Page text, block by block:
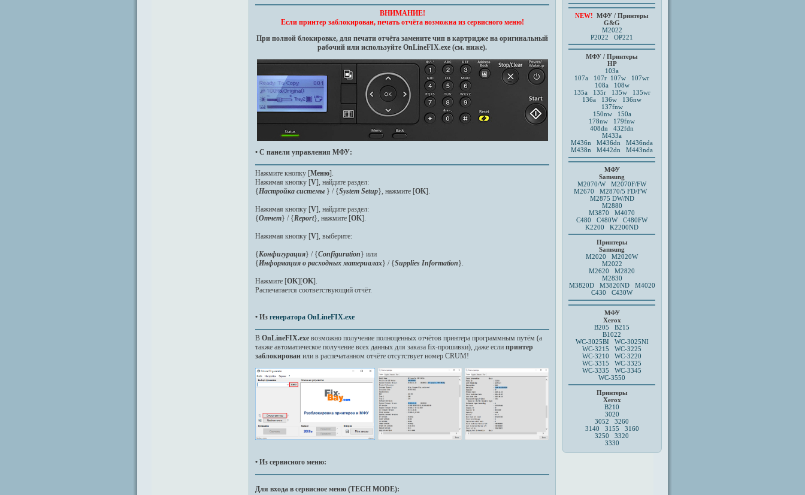
ВНИМАНИЕ!
Если принтер заблокирован, печать отчёта возможна из сервисного меню!
При полной блокировке, для печати отчёта замените чип в картридже на оригинальный
рабочий или используйте OnLineFIX.exe (см. ниже).
• С панели управления МФУ:
Нажмите кнопку [Меню].
Нажимая кнопку [V], найдите раздел:
{Настройка системы } / {System Setup}, нажмите [OK].
Нажимая кнопку [V], найдите раздел:
{Отчет} / {Report}, нажмите [OK].
Нажимая кнопку [V], выберите:
{Конфигурация} / {Configuration} или
{Информация о расходных материалах} / {Supplies Information}.
Нажмите [OK][OK].
Распечатается соответствующий отчёт.
• Изгенератора OnLineFIX.exe
BOnLineFIX.exe возможно получение полноценных отчётов принтера программным путём (а
также автоматическое получение всех данных для заказа fix-прошивки), даже еслипринтер
заблокирован или в распечатанном отчёте отсутствует номер CRUM!
• Из сервисного меню:
Для входа в сервисное меню (TEСH MODE):
NEW! МФУ / Принтеры
G&G
M2022
P2022 OP221
МФУ / Принтеры
HP
103a
107a 107r 107w 107wr
108a
108w
135a 135r 135w 135wr
136a 136w 136nw
137fnw
150nw
150a
178nw 179fnw
408dn
432fdn
M433a
M436n M436dn M436nda
M438n M442dn M443nda
МФУ
Samsung
M2070/W
M2070F/FW
M2670
M2870/5 FD/FW
M2875 DW/ND
M2880
M3870
M4070
C480 C480W C480FW
K2200 K2200ND
Принтеры
Samsung
M2020
M2020W
M2022
M2620
M2820
M2830
M3820D
M3820ND M4020
C430 C430W
МФУ
Xerox
B205
B215
B1022
WC-3025BI
WC-3025NI
WC-3215 WC-3225
WC-3210 WC-3220
WC-3315 WC-3325
WC-3335 WC-3345
WC-3550
Принтеры
Xerox
B210
3020
3052 3260
3140 3155 3160
3250
3320
3330